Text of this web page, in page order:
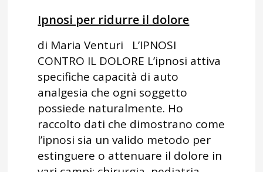
Ipnosi per ridurre il dolore
di Maria Venturi L’IPNOSI
CONTRO IL DOLORE L’ipnosi attiva
specifiche capacità di auto
analgesia che ogni soggetto
possiede naturalmente. Ho
raccolto dati che dimostrano come
l’ipnosi sia un valido metodo per
estinguere o attenuare il dolore in